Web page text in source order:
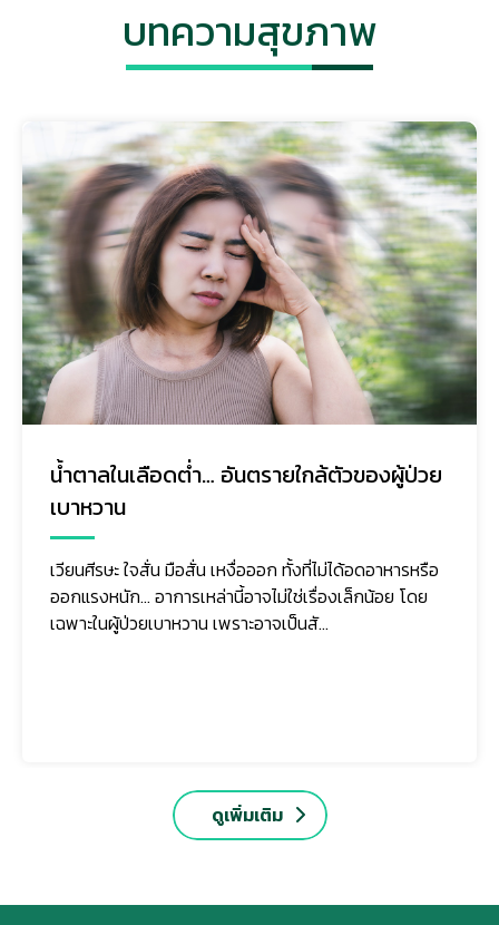
บทความสุขภาพ
น้ำตาลในเลือดต่ำ… อันตรายใกล้ตัวของผู้ป่วย
เบาหวาน
เวียนศีรษะ ใจสั่น มือสั่น เหงื่อออก ทั้งที่ไม่ได้อดอาหารหรือ
ออกแรงหนัก... อาการเหล่านี้อาจไม่ใช่เรื่องเล็กน้อย โดย
เฉพาะในผู้ป่วยเบาหวาน เพราะอาจเป็นสั...
ดูเพิ่มเติม